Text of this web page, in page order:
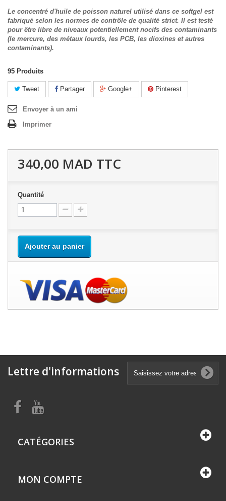
Le concentré d'huile de poisson naturel utilisé dans ce softgel est
fabriqué selon les normes de contrôle de qualité strict. Il est testé
pour être libre de niveaux potentiellement nocifs des contaminants
(le mercure, des métaux lourds, les PCB, les dioxines et autres
contaminants).
95 Produits
Tweet Partager Google+ Pinterest
Envoyer à un ami
Imprimer
340,00 MAD TTC
Quantité
Ajouter au panier
Lettre d'informations
CATÉGORIES
MON COMPTE